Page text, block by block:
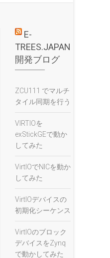
E-
TREES.JAPAN
開発ブログ
ZCU111 でマルチ
タイル同期を行う
VIRTIOを
exStickGEで動か
してみた
VirtIOでNICを動か
してみた
VirtIOデバイスの
初期化シーケンス
VirtIOのブロック
デバイスをZynq
で動かしてみた